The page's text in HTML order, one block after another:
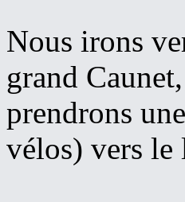
Nous irons
grand
prendrons
vélos) vers le